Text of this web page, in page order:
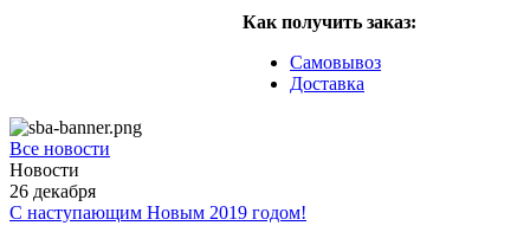
Как получить заказ:
Самовывоз
Доставка
Все новости
Новости
26 декабря
С наступающим Новым 2019 годом!